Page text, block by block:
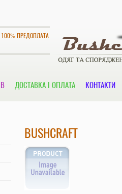
ПРЕДОПЛАТА
ДОСТАВКА І ОПЛАТА КОНТАКТИ
BUSHCRAFT